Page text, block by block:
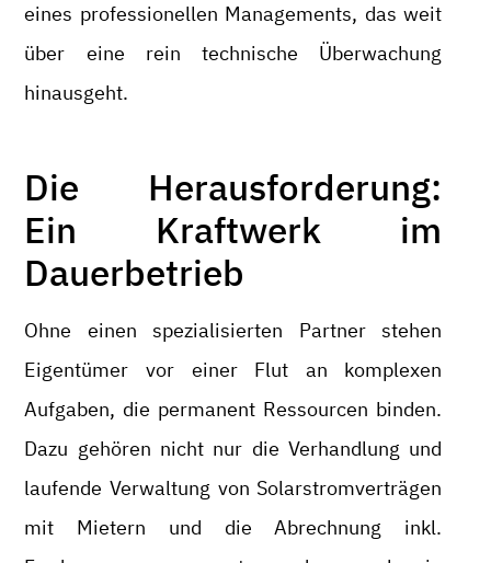
eines professionellen Managements, das weit
über eine rein technische Überwachung
hinausgeht.
Die Herausforderung:
Ein Kraftwerk im
Dauerbetrieb
Ohne einen spezialisierten Partner stehen
Eigentümer vor einer Flut an komplexen
Aufgaben, die permanent Ressourcen binden.
Dazu gehören nicht nur die Verhandlung und
laufende Verwaltung von Solarstromverträgen
mit Mietern und die Abrechnung inkl.